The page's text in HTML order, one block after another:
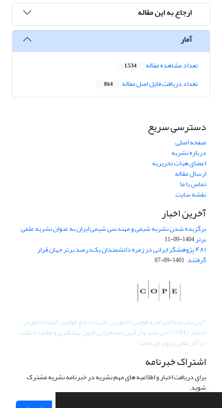
ارجاع به این مقاله
آمار
تعداد مشاهده مقاله 1,534
تعداد دریافت فایل اصل مقاله 864
دسترسی سریع
صفحه اصلی
درباره نشریه
اعضای هیات تحریریه
ارسال مقاله
تماس با ما
نقشه سایت
آخرین اخبار
برگزیده شدن نشریه شیمی و مهندسی شیمی ایران به عنوان نشریه علمی
برتر1404-09-11
۴۸۱ پژوهشگر ایرانی در زمره دانشمندان یک‌درصد برتر جهان قرار
گرفتند.1401-09-07
"این نشریه با احترام به قوانین اخلاق در نشریات، تابع قوانین کمیتۀ اخلاق در
انتشار (COPE) می باشد و از آیین نامه اجرایی قانون پیشگیری و مقابله با تقلب
در آثار علمی پیروی می نماید".
اشتراک خبرنامه
برای دریافت اخبار و اطلاعیه های مهم نشریه در خبرنامه نشریه مشترک
شوید.